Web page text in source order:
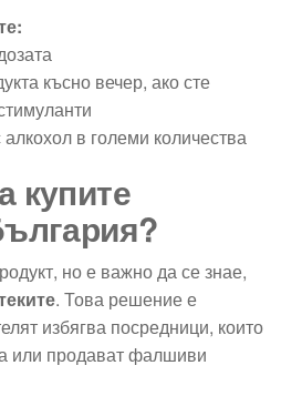
късно вечер, ако сте
в големи количества
купите
но е важно да се знае,
. Това решение е
избягва посредници, които
или продават фалшиви